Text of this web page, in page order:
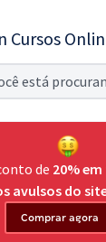
11
Teste grátis por 7
Até Passar
preparação para o
de 20%
avulsos do site
Comprar agora